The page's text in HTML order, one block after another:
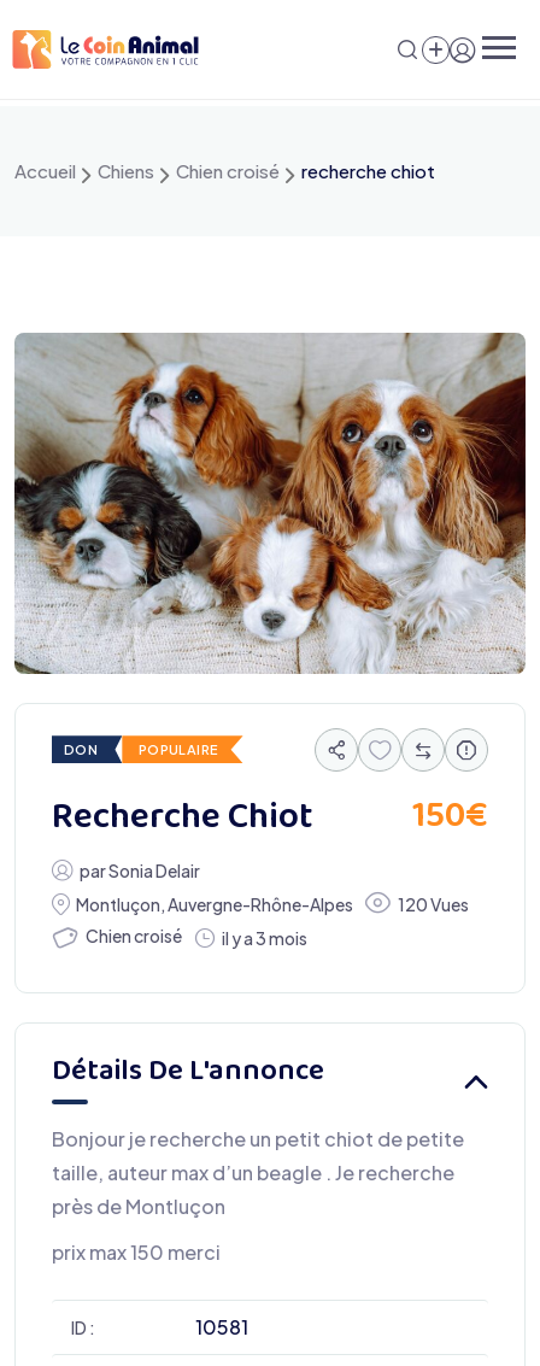
au
Accueil Chiens Chien croisé recherche chiot
DON POPULAIRE
Recherche Chiot 150€
parSonia Delair
Montluçon,Auvergne-Rhône-Alpes
120 Vues
Chien croisé
il y a 3 mois
Détails De L'annonce
Bonjour je recherche un petit chiot de petite
taille, auteur max d’un beagle . Je recherche
près de Montluçon
prix max 150 merci
ID : 10581